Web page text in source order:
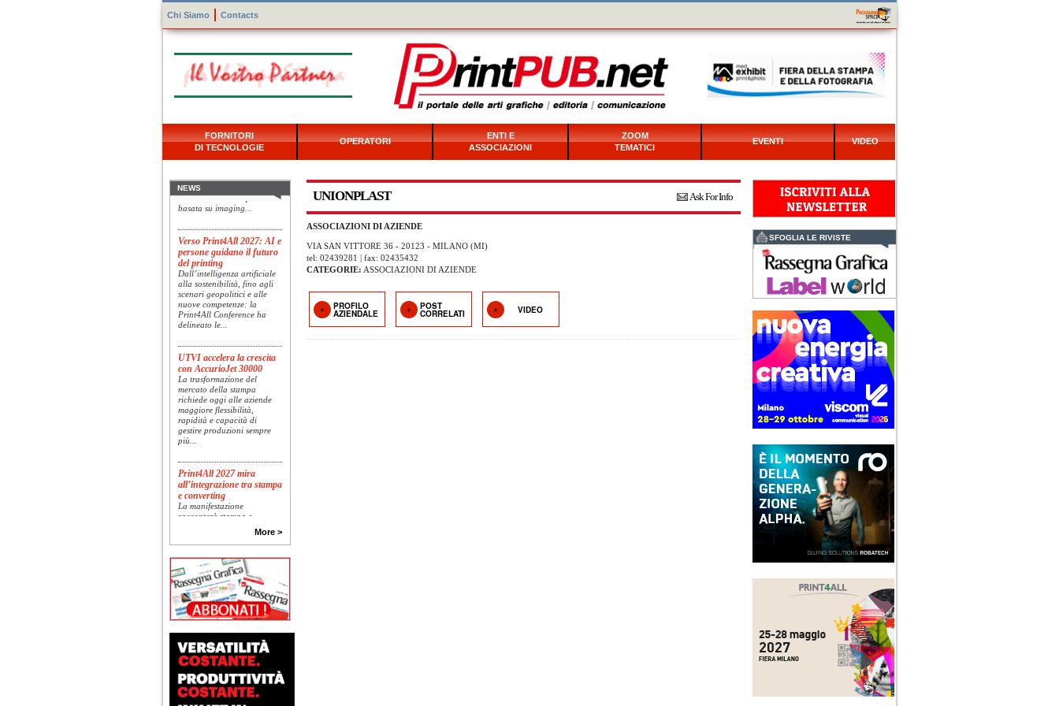
Chi Siamo Contacts
FORNITORI
DI TECNOLOGIE
OPERATORI
ENTI E
ASSOCIAZIONI
ZOOM
TEMATICI
EVENTI VIDEO
Ask For Info
UNIONPLAST
ASSOCIAZIONI DI AZIENDE
VIA SAN VITTORE 36 - 20123 - MILANO (MI)
tel: 02439281 | fax: 02435432
CATEGORIE: ASSOCIAZIONI DI AZIENDE
PROFILO
AZIENDALE
POST
CORRELATI VIDEO
NEWS
Konica Minolta presenta
Specim RETEX
Konica Minolta, realtà di
riferimento a livello globale
presenta Specim RETEX,
una soluzione completa
basata su imaging...
Verso Print4All 2027: AI e
persone guidano il futuro
del printing
Dall’intelligenza artificiale
alla sostenibilità, fino agli
scenari geopolitici e alle
nuove competenze: la
Print4All Conference ha
delineato le...
UTVI accelera la crescita
con AccurioJet 30000
La trasformazione del
mercato della stampa
richiede oggi alle aziende
maggiore flessibilità,
rapidità e capacità di
gestire produzioni sempre
più...
Print4All 2027 mira
all’integrazione tra stampa
e converting
La manifestazione
racconterà stampa e
Platinum Technologies
presenta SIGNATURE
Flatbed
approfondita delle reali
esigenze produttive del
mercato, Platinum
Technologies, centro
europeo di ricerca e...
More >
SFOGLIA LE RIVISTE